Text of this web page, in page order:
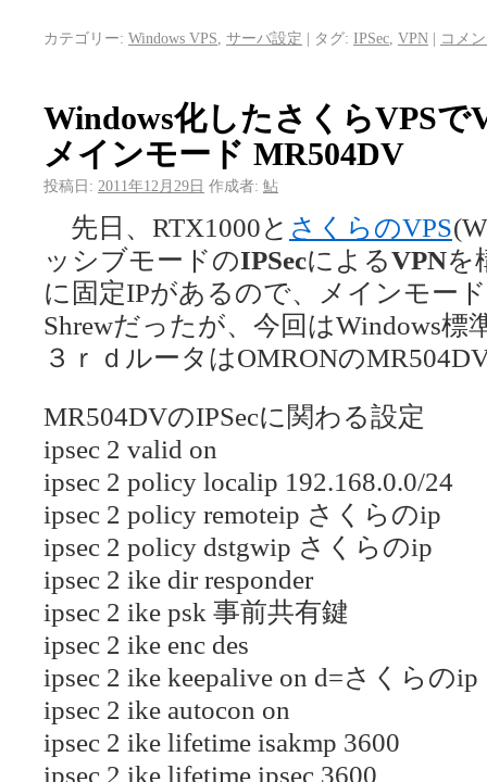
カテゴリー: Windows VPS サーバ設定 | タグ: IPSec VPN | コメ
Windows化したさくらVPSで
メインモード MR504DV
投稿日: 2011年12月29日 作成者: 鮎
先日、RTX1000と さくらのVPS
ッシブモードのIPSecによるVPNを
に固定IPがあるので、メインモー
Shrewだったが、今回はWindows標
３ｒｄルータはOMRONの
MR504DVのIPSecに関わる設定
ipsec 2 valid on
ipsec 2 policy localip 192.168.0.0/24
ipsec 2 policy remoteip さくらのip
ipsec 2 policy dstgwip さくらのip
ipsec 2 ike dir responder
ipsec 2 ike psk 事前共有鍵
ipsec 2 ike enc des
ipsec 2 ike keepalive on d=さくらのip
ipsec 2 ike autocon on
ipsec 2 ike lifetime isakmp 3600
ipsec 2 ike lifetime ipsec 3600